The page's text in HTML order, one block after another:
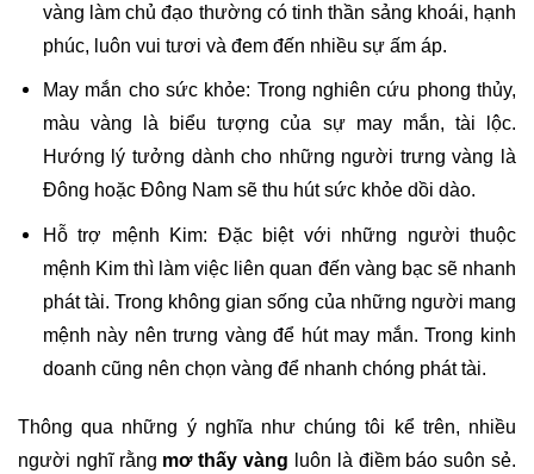
vàng làm chủ đạo thường có tinh thần sảng khoái, hạnh
phúc, luôn vui tươi và đem đến nhiều sự ấm áp.
May mắn cho sức khỏe: Trong nghiên cứu phong thủy,
màu vàng là biểu tượng của sự may mắn, tài lộc.
Hướng lý tưởng dành cho những người trưng vàng là
Đông hoặc Đông Nam sẽ thu hút sức khỏe dồi dào.
Hỗ trợ mệnh Kim: Đặc biệt với những người thuộc
mệnh Kim thì làm việc liên quan đến vàng bạc sẽ nhanh
phát tài. Trong không gian sống của những người mang
mệnh này nên trưng vàng để hút may mắn. Trong kinh
doanh cũng nên chọn vàng để nhanh chóng phát tài.
Thông qua những ý nghĩa như chúng tôi kể trên, nhiều
người nghĩ rằng mơ thấy vàng luôn là điềm báo suôn sẻ.